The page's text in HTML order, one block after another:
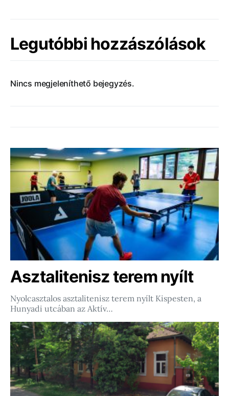
Legutóbbi hozzászólások
Nincs megjeleníthető bejegyzés.
Asztalitenisz terem nyílt
Nyolcasztalos asztalitenisz terem nyílt Kispesten, a
Hunyadi utcában az Aktív…